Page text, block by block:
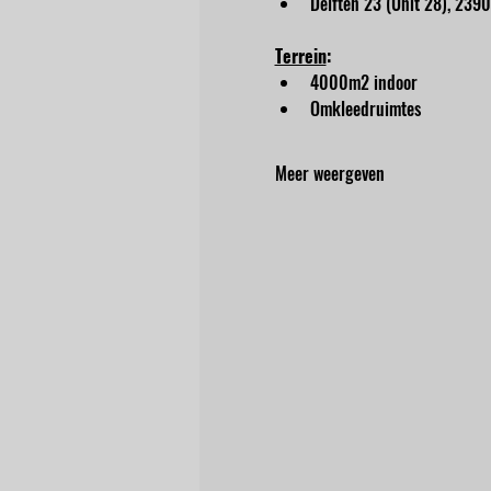
Terrein:
4000m2 indoor
Omkleedruimtes
Meer weergeven